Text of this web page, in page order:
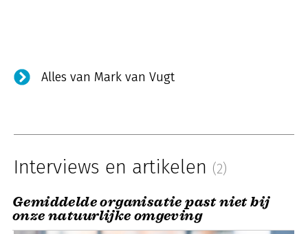
Alles van Mark van Vugt
Interviews en artikelen (2)
Gemiddelde organisatie past niet bij
onze natuurlijke omgeving